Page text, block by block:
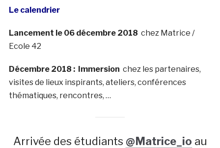
Le calendrier
Lancement le 06 décembre 2018 chez Matrice /
Ecole 42
Décembre 2018 : Immersion chez les partenaires,
visites de lieux inspirants, ateliers, conférences
thématiques, rencontres, …
Arrivée des étudiants @Matrice_io au